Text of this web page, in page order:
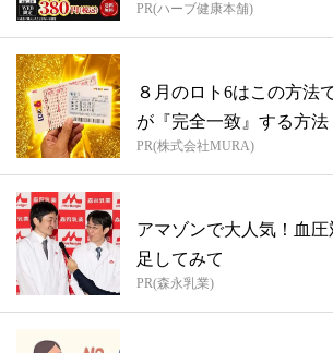
PR(ハーブ健康本舗)
８月のロト6はこの方法
が『完全一致』する方法
PR(株式会社MURA)
アマゾンで大人気！血
足してみて
PR(森永乳業)